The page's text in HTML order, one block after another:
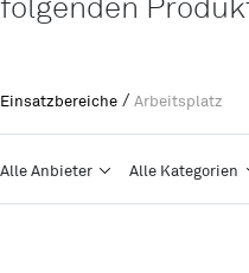
Einsatzbereiche / Arbeitsplatz
Alle Anbieter Alle Kategorien